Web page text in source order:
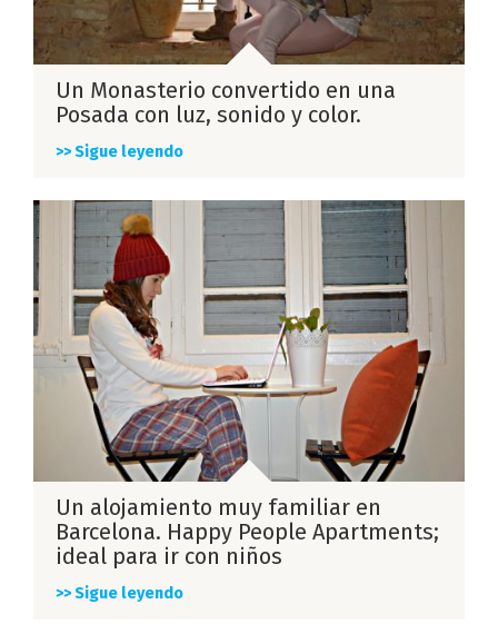
Un Monasterio convertido en una
Posada con luz, sonido y color.
>> Sigue leyendo
Un alojamiento muy familiar en
Barcelona. Happy People Apartments;
ideal para ir con niños
>> Sigue leyendo